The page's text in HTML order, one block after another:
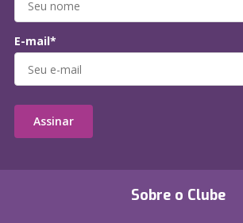
Sobre o Clube
E-mail*
Assinar